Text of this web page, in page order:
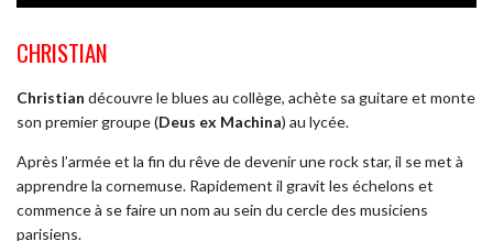
CHRISTIAN
Christian découvre le blues au collège, achète sa guitare et monte
son premier groupe (Deus ex Machina) au lycée.
Après l’armée et la fin du rêve de devenir une rock star, il se met à
apprendre la cornemuse. Rapidement il gravit les échelons et
commence à se faire un nom au sein du cercle des musiciens
parisiens.